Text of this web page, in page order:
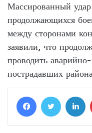
Массированный
продолжающихся
между сторонами
заявили, что
проводить
пострадавших
FacebookTwitter